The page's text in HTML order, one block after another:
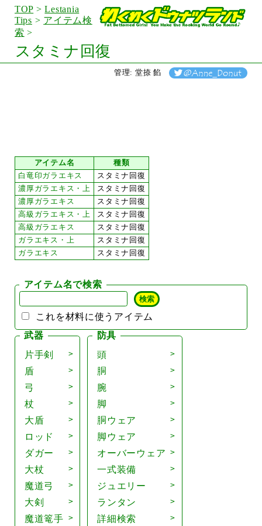
TOP >Lestania
Tips > アイテム検
索 >
スタミナ回復
管理: 堂捺 餡
アイテム名で検索
これを材料に使うアイテム
武器
片手剣
盾
弓
杖
大盾
ロッド
ダガー
大杖
魔道弓
大剣
魔道篭手
防具
頭
胴
腕
脚
胴ウェア
脚ウェア
オーバーウェア
一式装備
ジュエリー
ランタン
詳細検索
アイテム名
種類
白竜印ガラエキス
スタミナ回復
濃厚ガラエキス・上
スタミナ回復
濃厚ガラエキス
スタミナ回復
高級ガラエキス・上
スタミナ回復
高級ガラエキス
スタミナ回復
ガラエキス・上
スタミナ回復
ガラエキス
スタミナ回復